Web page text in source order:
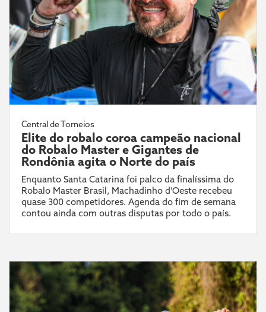
Central de Torneios
Elite do robalo coroa campeão nacional
do Robalo Master e Gigantes de
Rondônia agita o Norte do país
Enquanto Santa Catarina foi palco da finalíssima do
Robalo Master Brasil, Machadinho d’Oeste recebeu
quase 300 competidores. Agenda do fim de semana
contou ainda com outras disputas por todo o país.